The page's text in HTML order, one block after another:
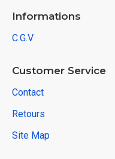
Informations
C.G.V
Customer Service
Contact
Retours
Site Map